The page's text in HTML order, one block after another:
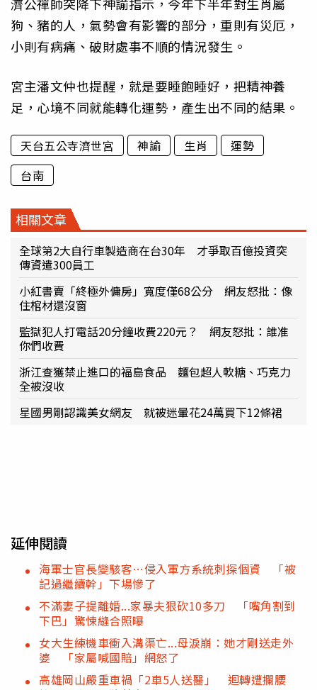
狗、豬的人，氣勢會有影響的部分，重則有災厄，
小則有病痛、破財處事不順的情況發生。
宮主潘文仲也提醒，就是要睡飽睡好，把精神養
足，心境不同就能轉化運勢，產生出不同的結果。
天台五公寺濟世宮 神諭 生肖
運勢
台南
相關文章
全球第2大自行車製造商在台30年 才爭取百億投資突
傳資遣300員工
小紅書賣「終極外傭房」寬度僅68公分 網友怒批：像
住棺材還沒窗
監獄犯人打電話20分鐘收費220元？ 網友怒批：誰准
你們收費
浙江查獲禁止進口的福島食品 麵包超人軟糖、巧克力
全被沒收
星國男剛認識美女網友 就被迷暈花24萬買下12條裙
延伸閱讀
海軍士官長變駭客…侵入軍方系統刺探個資 「被
記過繼續幹」下場慘了
不滿妻子提離婚...家暴夫狠砍10多刀 「嘴角割到
下巴」驚悚縫合照曝
女大生練機車衝入溝渠亡...母淚崩：她才剛送走外
婆 「家屬喊國賠」網怒了
高雄岡山嚴重車禍「2車5人送醫」 迴轉遭攔腰